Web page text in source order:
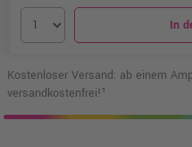
In
Kostenloser Versand: ab einem
versandkostenfrei!¹